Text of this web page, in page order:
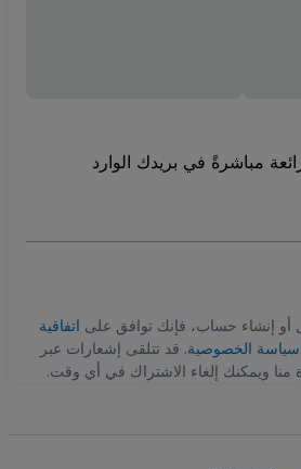
مباشرةً في بريدك الوارد
إنشاء حساب، فإنك توافق على اتفاقية
سياسة الخصوصية. قد تتلقى إشعارات عبر
منا ويمكنك إلغاء الاشتراك في أي وقت.